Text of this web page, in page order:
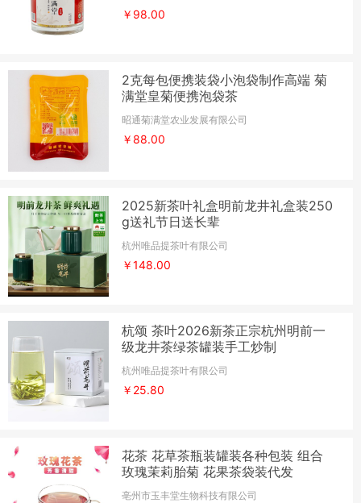
￥98.00
2克每包便携装袋小泡袋制作高端 菊
满堂皇菊便携泡袋茶
昭通菊满堂农业发展有限公司
￥88.00
2025新茶叶礼盒明前龙井礼盒装250
g送礼节日送长辈
杭州唯品提茶叶有限公司
￥148.00
杭颂 茶叶2026新茶正宗杭州明前一
级龙井茶绿茶罐装手工炒制
杭州唯品提茶叶有限公司
￥25.80
花茶 花草茶瓶装罐装各种包装 组合
玫瑰茉莉胎菊 花果茶袋装代发
亳州市玉丰堂生物科技有限公司